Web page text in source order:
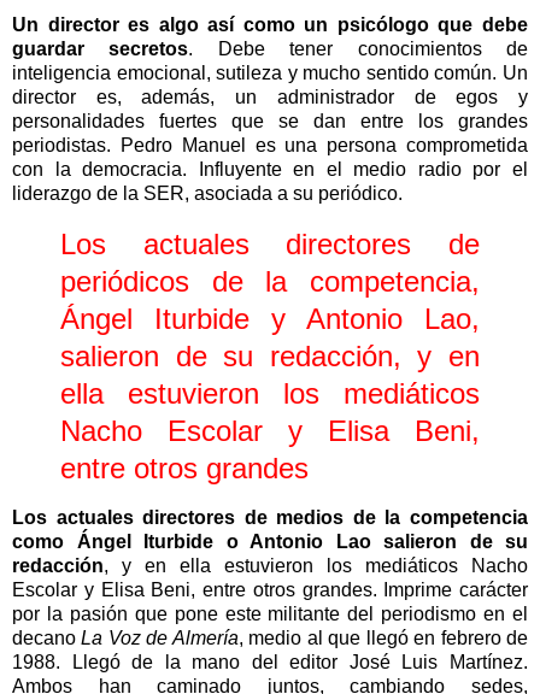
Un director es algo así como un psicólogo que debe
guardar secretos. Debe tener conocimientos de
inteligencia emocional, sutileza y mucho sentido común. Un
director es, además, un administrador de egos y
personalidades fuertes que se dan entre los grandes
periodistas. Pedro Manuel es una persona comprometida
con la democracia. Influyente en el medio radio por el
liderazgo de la SER, asociada a su periódico.
Los actuales directores de
periódicos de la competencia,
Ángel Iturbide y Antonio Lao,
salieron de su redacción, y en
ella estuvieron los mediáticos
Nacho Escolar y Elisa Beni,
entre otros grandes
Los actuales directores de medios de la competencia
como Ángel Iturbide o Antonio Lao salieron de su
redacción, y en ella estuvieron los mediáticos Nacho
Escolar y Elisa Beni, entre otros grandes. Imprime carácter
por la pasión que pone este militante del periodismo en el
decanoLa Voz de Almería, medio al que llegó en febrero de
1988. Llegó de la mano del editor José Luis Martínez.
Ambos han caminado juntos, cambiando sedes,